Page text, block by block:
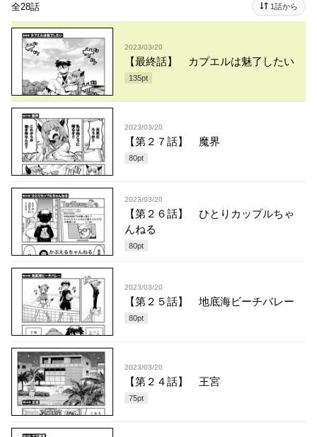
全28話 1話から
2023/03/20
【最終話】 カプエルは魅了したい
135pt
2023/03/20
【第２７話】 魔界
80pt
2023/03/20
【第２６話】 ひとりカップルちゃ
んねる
80pt
2023/03/20
【第２５話】 地底海ビーチバレー
80pt
2023/03/20
【第２４話】 王宮
75pt